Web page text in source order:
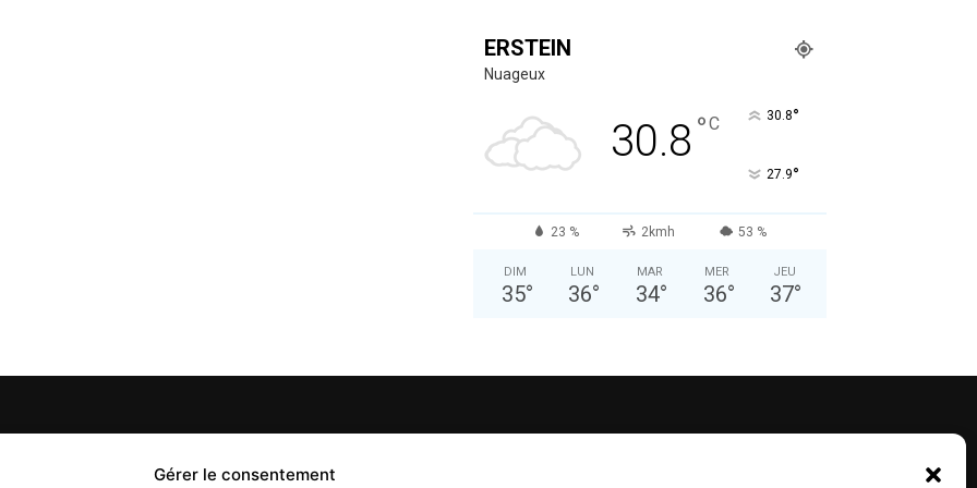
Gérer le consentement
ERSTEIN
Nuageux
30.8 °C 30.8°
27.9°
23 % 2kmh 53 %
DIM
35°
LUN
36°
MAR
34°
MER
36°
JEU
37°